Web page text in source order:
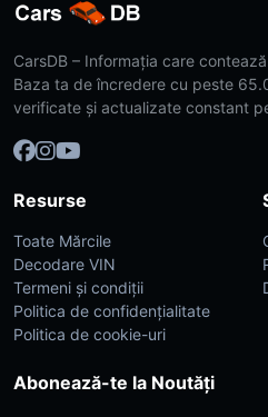
CarsDB – Informația care
Baza ta de încredere cu peste
verificate și actualizate constant
Resurse
Toate Mărcile
Decodare VIN
Termeni și condiții
Politica de confidențialitate
Politica de cookie-uri
Abonează-te la Noutăți